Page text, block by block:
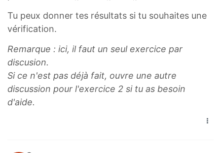
)
_
n
}
V
0
q
n
V
_
n
=
U
n
=
n
2
U
Tu peux donner tes résultats si tu souhaites une
vérification.
Remarque : ici, il faut un seul exercice par
discusion.
Si ce n'est pas déjà fait, ouvre une autre
discussion pour l'exercice 2 si tu as besoin
d'aide.